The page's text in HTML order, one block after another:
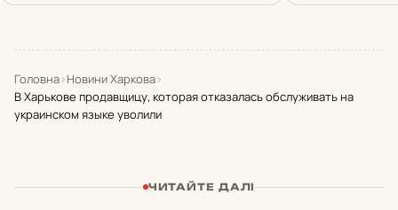
Головна›Новини Харкова›
В Харькове продавщицу, которая отказалась обслуживать на
украинском языке уволили
ЧИТАЙТЕ ДАЛІ